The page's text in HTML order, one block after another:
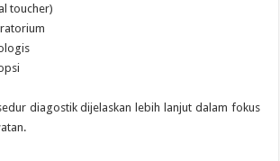
toucher)
diagostik dijelaskan lebih lanjut dalam fokus